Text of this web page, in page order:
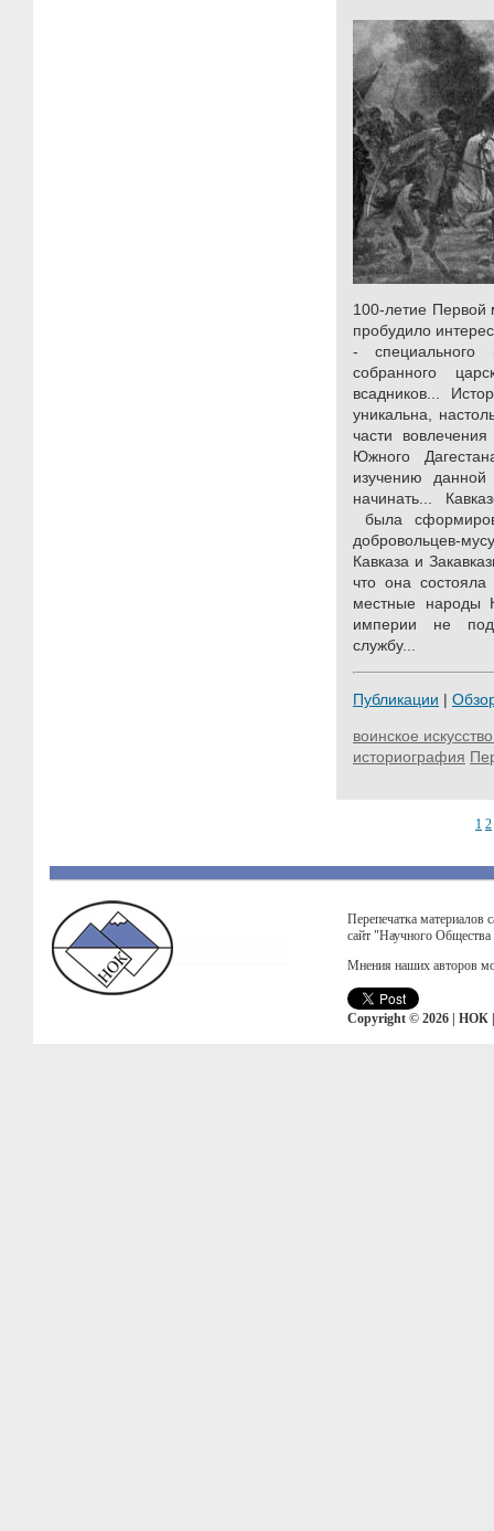
100-летие Первой
пробудило
- специального
собранного
всадников...
уникальна,
части
Южного
изучению
начинать...
была
добровольцев-
Кавказа и
что она состояла
местные народы
империи не
службу...
Публикации |
воинское
историография
1 2
Перепечатка материалов
сайт "Научного
Мнения наших авторов
Copyright © 2026 | НОК